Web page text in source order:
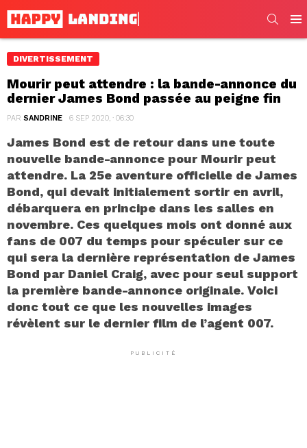
DIVERTISSEMENT
Mourir peut attendre : la bande-annonce du
dernier James Bond passée au peigne fin
PAR SANDRINE 6 SEP 2020, · 06:30
James Bond est de retour dans une toute
nouvelle bande-annonce pour Mourir peut
attendre. La 25e aventure officielle de James
Bond, qui devait initialement sortir en avril,
débarquera en principe dans les salles en
novembre. Ces quelques mois ont donné aux
fans de 007 du temps pour spéculer sur ce
qui sera la dernière représentation de James
Bond par Daniel Craig, avec pour seul support
la première bande-annonce originale. Voici
donc tout ce que les nouvelles images
révèlent sur le dernier film de l’agent 007.
PUBLICITÉ